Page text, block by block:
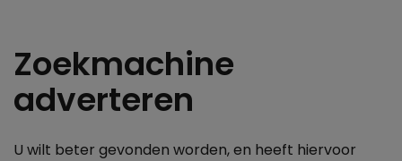
Zoekmachine
adverteren
U wilt beter gevonden worden, en heeft hiervoor